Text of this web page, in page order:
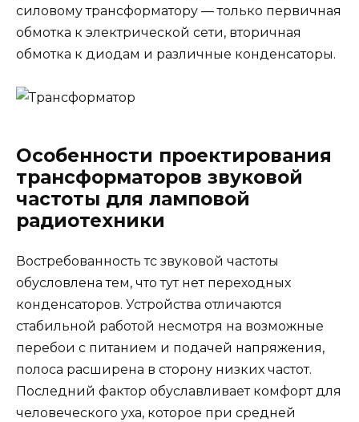
силовому трансформатору — только первичная
обмотка к электрической сети, вторичная
обмотка к диодам и различные конденсаторы.
Особенности проектирования
трансформаторов звуковой
частоты для ламповой
радиотехники
Востребованность тс звуковой частоты
обусловлена тем, что тут нет переходных
конденсаторов. Устройства отличаются
стабильной работой несмотря на возможные
перебои с питанием и подачей напряжения,
полоса расширена в сторону низких частот.
Последний фактор обуславливает комфорт для
человеческого уха, которое при средней